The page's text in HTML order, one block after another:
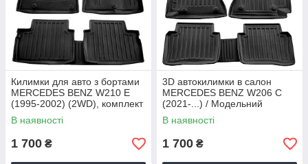
Килимки для авто з бортами
MERCEDES BENZ W210 E
(1995-2002) (2WD), комплект
3D килимків із 4 штук
В наявності
1 700 ₴
3D автокилимки в салон
MERCEDES BENZ W206 C
(2021-...) / Модельний
комплект 3D килимків з 5
штук
В наявності
1 700 ₴